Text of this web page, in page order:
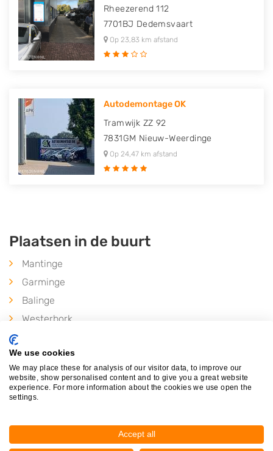
Rheezerend 112
7701BJ Dedemsvaart
Op 23,83 km afstand
Autodemontage OK
Tramwijk ZZ 92
7831GM Nieuw-Weerdinge
Op 24,47 km afstand
Plaatsen in de buurt
Mantinge
Garminge
Balinge
Westerbork
Wijster
Witteveen
Nieuw Balinge
Zwiggelte
Zuidveld
We use cookies
We may place these for analysis of our visitor data, to improve our
website, show personalised content and to give you a great website
experience. For more information about the cookies we use open the
settings.
Accept all